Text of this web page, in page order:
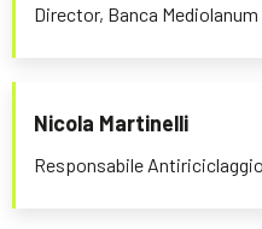
Director, Banca Mediolanum
Nicola Martinelli
Responsabile